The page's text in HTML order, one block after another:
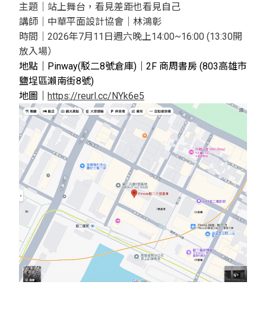
主題｜站上舞台，看見差距也看見自己
講師｜ 中華平面設計協會 ｜林鴻彰
時間｜ 2026年7月11日週六晚上14:00~16:00 (13:30開
放入場）
地點｜ Pinway(駁二8號倉庫) ｜2F 商周書房 (803高雄市
鹽埕區瀨南街8號)
地圖｜ https://reurl.cc/NYk6e5